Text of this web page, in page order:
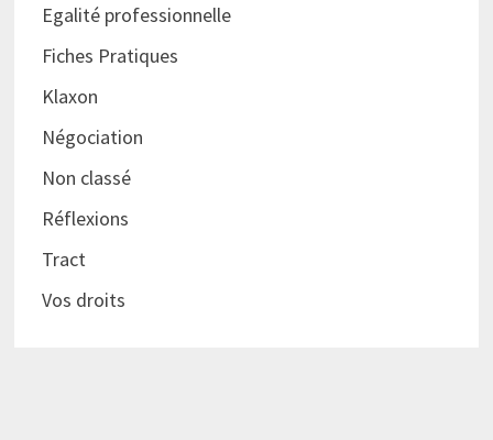
Egalité professionnelle
Fiches Pratiques
Klaxon
Négociation
Non classé
Réflexions
Tract
Vos droits